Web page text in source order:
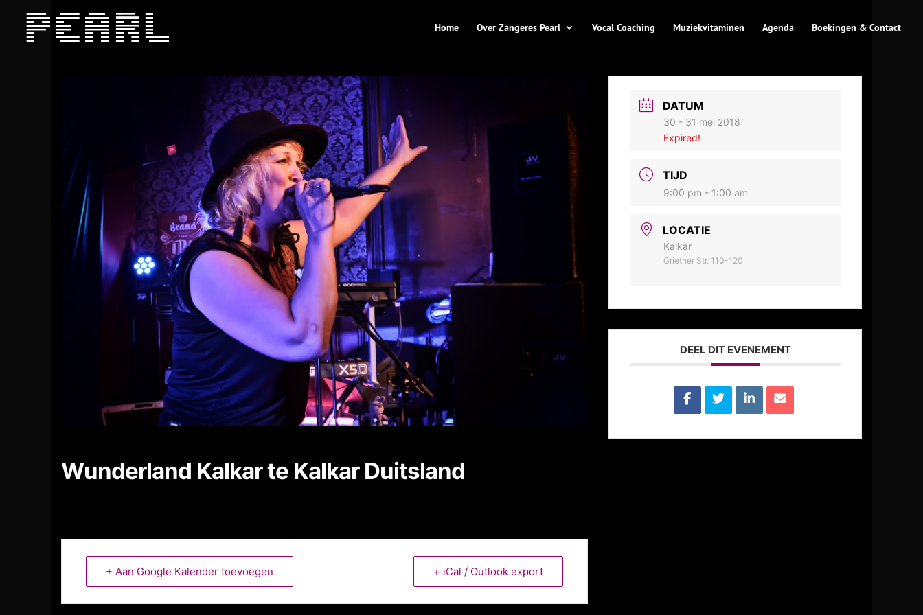
Home Over Zangeres Pearl Vocal Coaching Muziekvitaminen Agenda Boekingen & Contact
Wunderland Kalkar te Kalkar Duitsland
+ Aan Google Kalender toevoegen + iCal / Outlook export
DATUM
30 - 31 mei 2018
Expired!
TIJD
9:00 pm - 1:00 am
LOCATIE
Kalkar
Griether Str. 110-120
DEEL DIT EVENEMENT